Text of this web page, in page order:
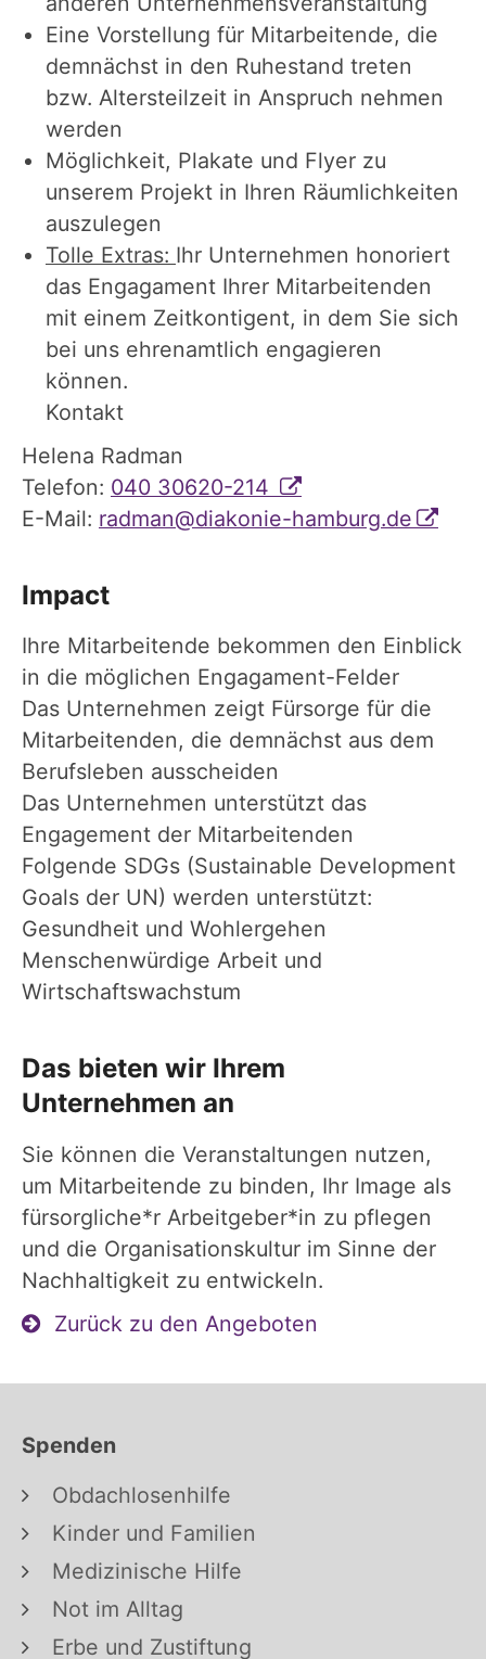
Eine Vorstellung für Mitarbeitende, die
demnächst in den Ruhestand treten
bzw. Altersteilzeit in Anspruch nehmen
werden
Möglichkeit, Plakate und Flyer zu
unserem Projekt in Ihren Räumlichkeiten
auszulegen
Tolle Extras: Ihr Unternehmen honoriert
das Engagament Ihrer Mitarbeitenden
mit einem Zeitkontigent, in dem Sie sich
bei uns ehrenamtlich engagieren
können.
Kontakt
Helena Radman
Telefon: 040 30620-214
E-Mail: radman@diakonie-hamburg.de
Impact
Ihre Mitarbeitende bekommen den Einblick
in die möglichen Engagament-Felder
Das Unternehmen zeigt Fürsorge für die
Mitarbeitenden, die demnächst aus dem
Berufsleben ausscheiden
Das Unternehmen unterstützt das
Engagement der Mitarbeitenden
Folgende SDGs (Sustainable Development
Goals der UN) werden unterstützt:
Gesundheit und Wohlergehen
Menschenwürdige Arbeit und
Wirtschaftswachstum
Das bieten wir Ihrem
Unternehmen an
Sie können die Veranstaltungen nutzen,
um Mitarbeitende zu binden, Ihr Image als
fürsorgliche*r Arbeitgeber*in zu pflegen
und die Organisationskultur im Sinne der
Nachhaltigkeit zu entwickeln.
Zurück zu den Angeboten
Spenden
Obdachlosenhilfe
Kinder und Familien
Medizinische Hilfe
Not im Alltag
Erbe und Zustiftung